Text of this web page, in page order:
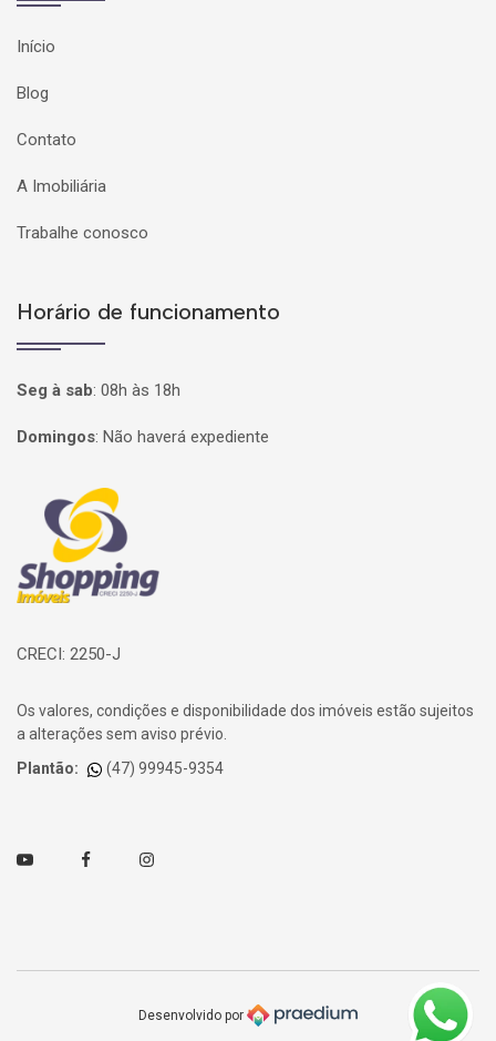
Início
Blog
Contato
A Imobiliária
Trabalhe conosco
Horário de funcionamento
Seg à sab: 08h às 18h
Domingos: Não haverá expediente
Página inicial
CRECI: 2250-J
Os valores, condições e disponibilidade dos imóveis estão sujeitos
a alterações sem aviso prévio.
Plantão:
(47) 99945-9354
Youtube FacebookInstagram
Desenvolvido por